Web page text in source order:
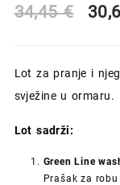
34,45€
bila
Lot za pranje i
svježine u ormaru.
Lot sadrži:
Green Line
Prašak za